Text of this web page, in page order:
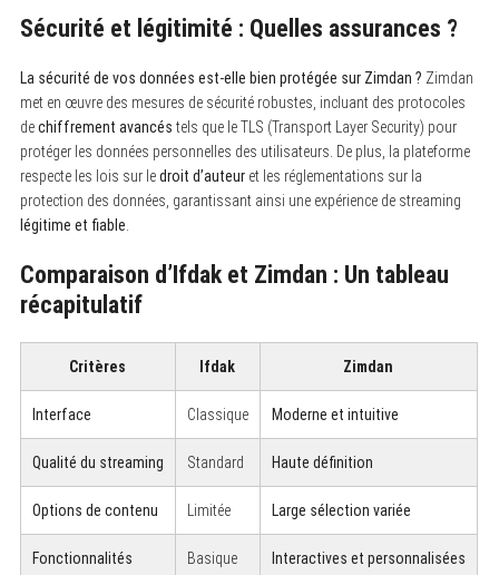
Sécurité et légitimité : Quelles assurances ?
La sécurité de vos données est-elle bien protégée sur Zimdan ? Zimdan
met en œuvre des mesures de sécurité robustes, incluant des protocoles
dechiffrement avancés tels que le TLS (Transport Layer Security) pour
protéger les données personnelles des utilisateurs. De plus, la plateforme
respecte les lois sur ledroit d’auteuret les réglementations sur la
protection des données, garantissant ainsi une expérience de streaming
légitime et fiable
Comparaison d’Ifdak et Zimdan : Un tableau
récapitulatif
Critères Ifdak Zimdan
Interface Classique Moderne et intuitive
Qualité du streaming Standard Haute définition
Options de contenu Limitée Large sélection variée
Fonctionnalités Basique Interactives et personnalisées